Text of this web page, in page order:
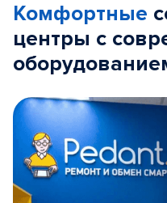
Комфортные
центры с